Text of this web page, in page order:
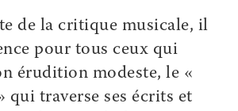
de la critique musicale, il
pour tous ceux qui
érudition modeste, le «
qui traverse ses écrits et